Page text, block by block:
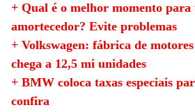
+ Qual é o melhor momento
amortecedor? Evite problemas
+ Volkswagen: fábrica de
chega a 12,5 mi unidades
+ BMW coloca taxas especiais
confira